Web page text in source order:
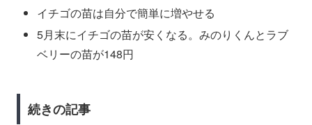
イチゴの苗は自分で簡単に増やせる
5月末にイチゴの苗が安くなる。みのりくんとラブ
ベリーの苗が148円
続きの記事